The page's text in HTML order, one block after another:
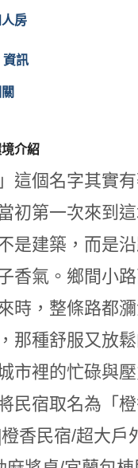
人房
資訊
介紹
這個名字其實
初第一次來到這
是建築，而是
香氣。鄉間小
時，整條路都
那種舒服又放
市裡的忙碌與
民宿取名為「橙